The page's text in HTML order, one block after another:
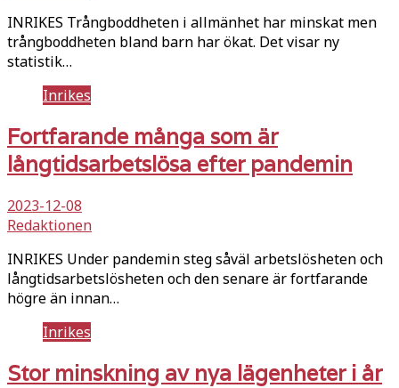
INRIKES Trångboddheten i allmänhet har minskat men
trångboddheten bland barn har ökat. Det visar ny
statistik…
Inrikes
Fortfarande många som är
långtidsarbetslösa efter pandemin
2023-12-08
Redaktionen
INRIKES Under pandemin steg såväl arbetslösheten och
långtidsarbetslösheten och den senare är fortfarande
högre än innan…
Inrikes
Stor minskning av nya lägenheter i år